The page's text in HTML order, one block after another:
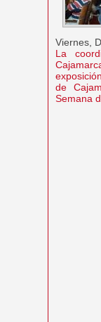
Viernes,
La
de
Semana